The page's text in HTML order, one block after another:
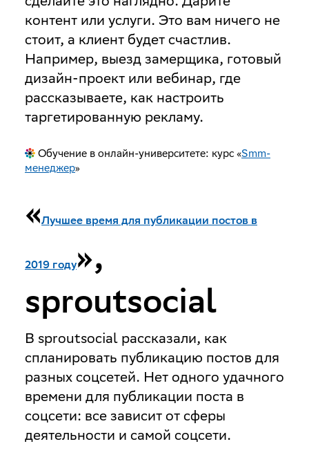
контент или услуги. Это вам ничего не
стоит, а клиент будет счастлив.
Например, выезд замерщика, готовый
дизайн-проект или вебинар, где
рассказываете, как настроить
таргетированную рекламу.
Обучение в онлайн-университете: курс «Smm-
менеджер»
«Лучшее время для публикации постов в
2019 году»,
sproutsocial
В sproutsocial рассказали, как
спланировать публикацию постов для
разных соцсетей. Нет одного удачного
времени для публикации поста в
соцсети: все зависит от сферы
деятельности и самой соцсети.